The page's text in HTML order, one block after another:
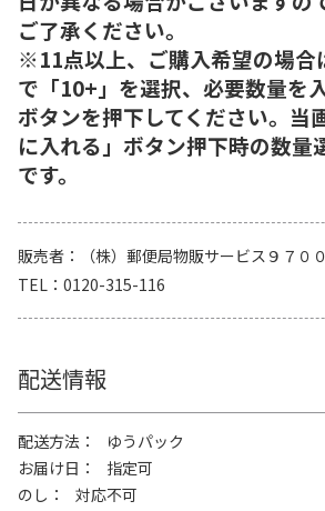
ご了承ください。
※11点以上、ご購入希望の場合
で「10+」を選択、必要数量を
ボタンを押下してください。当
に入れる」ボタン押下時の数量
です。
販売者
（株）郵便局物販サービス９７０
TEL
0120-315-116
配送情報
配送方法
ゆうパック
お届け日
指定可
のし
対応不可